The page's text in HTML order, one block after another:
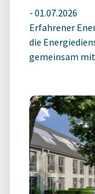
- 01.07.2026
Erfahrener
die
gemeinsam